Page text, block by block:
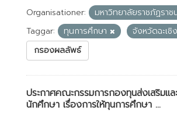
Organisationer:
มหาวิทยาลัยราชภัฏรา
Taggar:
ทุนการศึกษา
จังหวัดฉะเชิ
กรองผลลัพธ์
ประกาศคณะกรรมการกองทุนส่งเสริมแ
นักศึกษา เรื่องการให้ทุนการศึกษา ...